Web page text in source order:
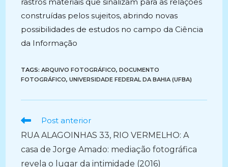
construídas pelos sujeitos, abrindo novas
possibilidades de estudos no campo da Ciência
da Informação
TAGS:ARQUIVO FOTOGRÁFICO, DOCUMENTO
FOTOGRÁFICO, UNIVERSIDADE FEDERAL DA BAHIA (UFBA)
Ler
artigos
Post anterior
RUA ALAGOINHAS 33, RIO VERMELHO: A
casa de Jorge Amado: mediação fotográfica
revela o lugar da intimidade (2016)